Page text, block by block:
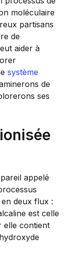
moléculaire
partisans
de
aider à
système
de
ses
appelé
deux flux :
est celle
elle contient